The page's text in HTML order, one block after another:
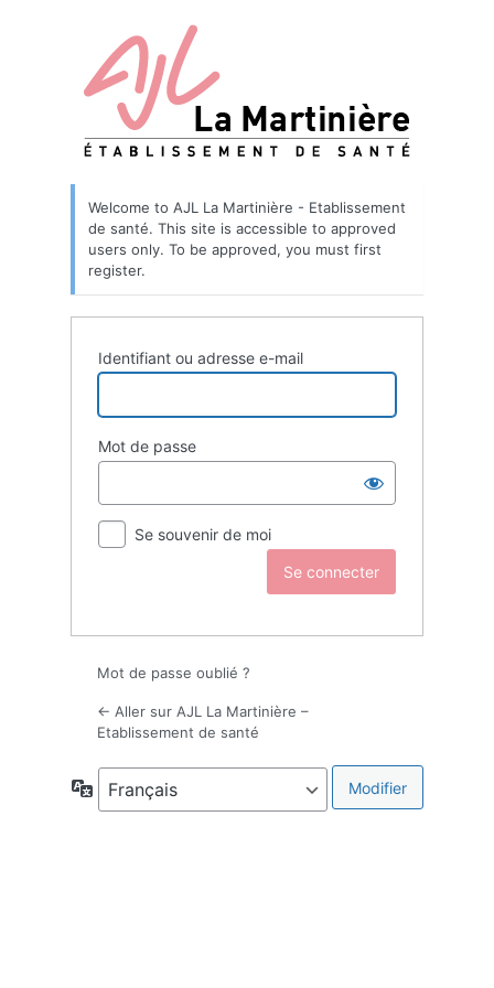
Welcome to AJL La Martinière - Etablissement
de santé. This site is accessible to approved
users only. To be approved, you must first
register.
Identifiant ou adresse e-mail
Mot de passe
Se souvenir de moi
Mot de passe oublié ?
← Aller sur AJL La Martinière –
Etablissement de santé
Langue